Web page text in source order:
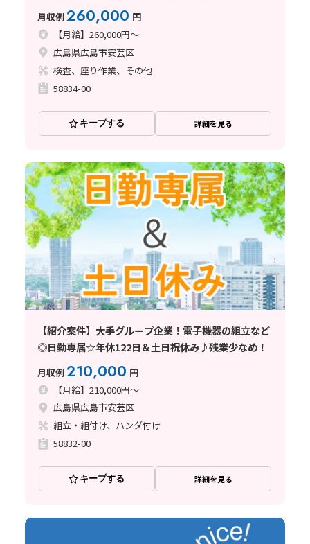
月収例260,000 円
【月給】260,000円～
広島県広島市安芸区
検査、座り作業、その他
58834-00
キープする 詳細を見る
【紹介案件】大手グループ企業！電子機器の組立など
◎日勤専属☆年休122日＆土日祝休み♪残業少なめ！
月収例210,000 円
【月給】210,000円～
広島県広島市安芸区
組立・組付け、ハンダ付け
58832-00
キープする 詳細を見る